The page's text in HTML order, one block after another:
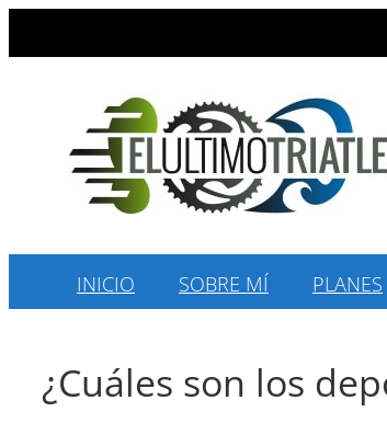
INICIO SOBRE MÍ PLANES
¿Cuáles son los